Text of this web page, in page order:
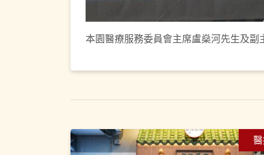
本園醫療服務委員會主席盧燊河先生及